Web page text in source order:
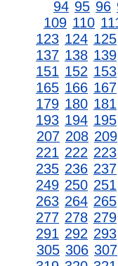
94 95 96
109 110
123 124 125
137 138 139
151 152 153
165 166 167
179 180 181
193 194 195
207 208 209
221 222 223
235 236 237
249 250 251
263 264 265
277 278 279
291 292 293
305 306 307